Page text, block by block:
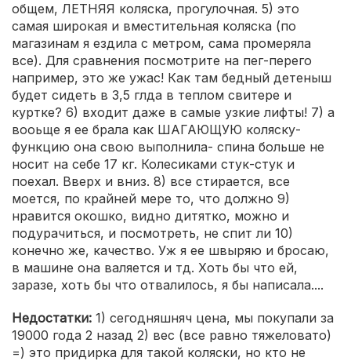
общем, ЛЕТНЯЯ коляска, прогулочная. 5) это
самая широкая и вместительная коляска (по
магазинам я ездила с метром, сама промеряла
все). Для сравнения посмотрите на пег-перего
например, это же ужас! Как там бедный детеныш
будет сидеть в 3,5 глда в теплом свитере и
куртке? 6) входит даже в самые узкие лифты! 7) а
вооьще я ее брала как ШАГАЮЩУЮ коляску-
функцию она свою выполнила- спина больше не
носит на себе 17 кг. Колесиками стук-стук и
поехал. Вверх и вниз. 8) все стирается, все
моется, по крайней мере то, что должно 9)
нравится окошко, видно дитятко, можно и
подурачиться, и посмотреть, не спит ли 10)
конечно же, качество. Уж я ее швыряю и бросаю,
в машине она валяется и тд. Хоть бы что ей,
заразе, хоть бы что отвалилось, я бы написала....
Недостатки: 1) сегодняшняч цена, мы покупали за
19000 года 2 назад 2) вес (все равно тяжеловато)
=) это придирка для такой коляски, но кто не